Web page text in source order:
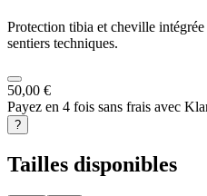
Protection tibia et cheville
sentiers techniques.
50,00 €
Payez en 4 fois sans frais avec
?
Tailles disponibles